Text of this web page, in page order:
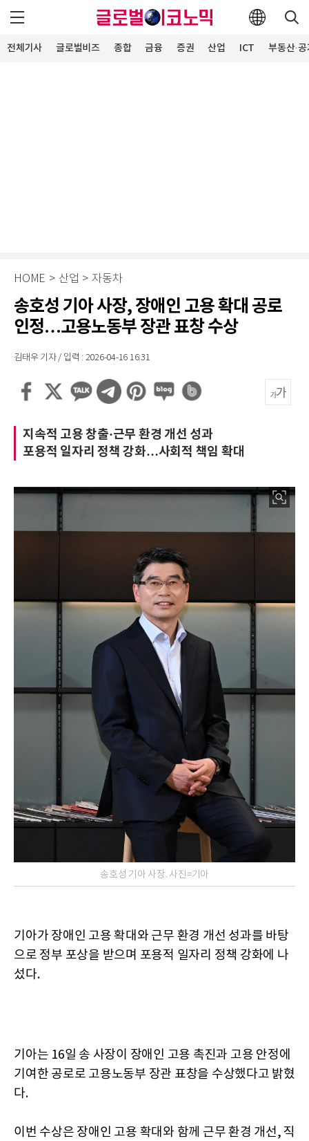
전체기사 글로벌비즈 종합 금융 증권 산업 ICT 부동산·
HOME > 산업 > 자동차
송호성 기아 사장, 장애인 고용 확대 공로
인정…고용노동부 장관 표창 수상
김태우 기자 / 입력 : 2026-04-16 16:31
지속적 고용 창출·근무 환경 개선 성과
포용적 일자리 정책 강화…사회적 책임 확대
송호성 기아 사장. 사진=기아
기아가 장애인 고용 확대와 근무 환경 개선 성과를 바탕
으로 정부 포상을 받으며 포용적 일자리 정책 강화에 나
섰다.
기아는 16일 송 사장이 장애인 고용 촉진과 고용 안정에
기여한 공로로 고용노동부 장관 표창을 수상했다고 밝혔
다.
이번 수상은 장애인 고용 확대와 함께 근무 환경 개선, 직